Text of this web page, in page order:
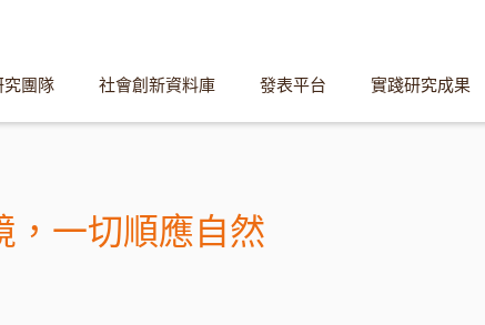
究團隊 社會創新資料庫 發表平台 實踐研究成果
，一切順應自然